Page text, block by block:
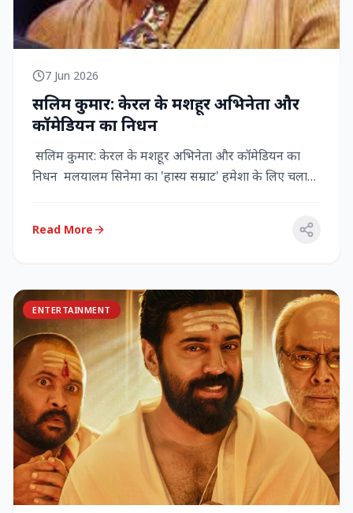
7 Jun 2026
सलिम कुमार: केरल के मशहूर अभिनेता और
कॉमेडियन का निधन
सलिम कुमार: केरल के मशहूर अभिनेता और कॉमेडियन का
निधन मलयालम सिनेमा का 'हास्य सम्राट' हमेशा के लिए चला
Read More
ENTERTAINMENT